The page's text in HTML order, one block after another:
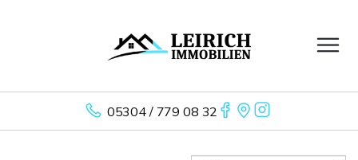
05304 / 779 08 32